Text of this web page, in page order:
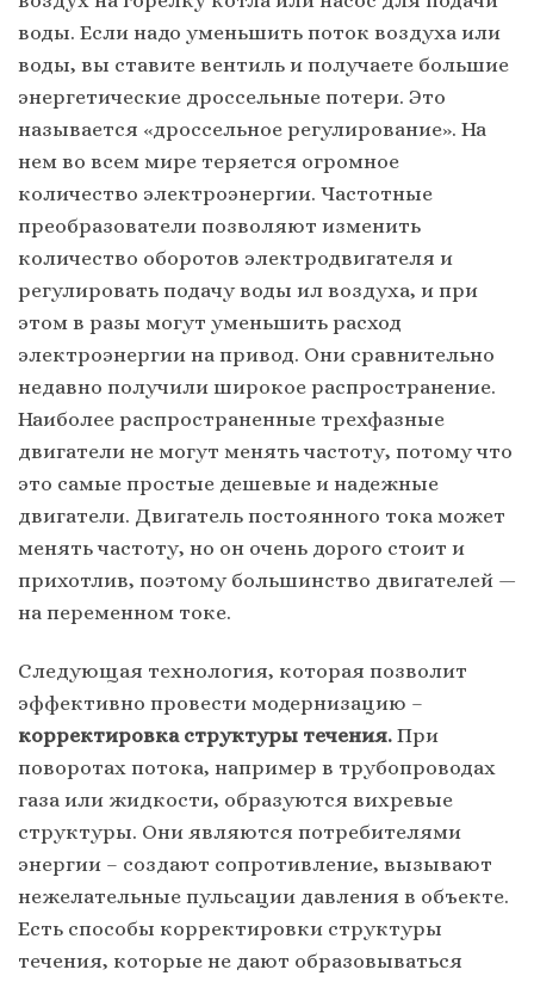
воды. Если надо уменьшить поток воздуха или
воды, вы ставите вентиль и получаете большие
энергетические дроссельные потери. Это
называется «дроссельное регулирование». На
нем во всем мире теряется огромное
количество электроэнергии. Частотные
преобразователи позволяют изменить
количество оборотов электродвигателя и
регулировать подачу воды ил воздуха, и при
этом в разы могут уменьшить расход
электроэнергии на привод. Они сравнительно
недавно получили широкое распространение.
Наиболее распространенные трехфазные
двигатели не могут менять частоту, потому что
это самые простые дешевые и надежные
двигатели. Двигатель постоянного тока может
менять частоту, но он очень дорого стоит и
прихотлив, поэтому большинство двигателей —
на переменном токе.
Следующая технология, которая позволит
эффективно провести модернизацию –
корректировка структуры течения. При
поворотах потока, например в трубопроводах
газа или жидкости, образуются вихревые
структуры. Они являются потребителями
энергии – создают сопротивление, вызывают
нежелательные пульсации давления в объекте.
Есть способы корректировки структуры
течения, которые не дают образовываться